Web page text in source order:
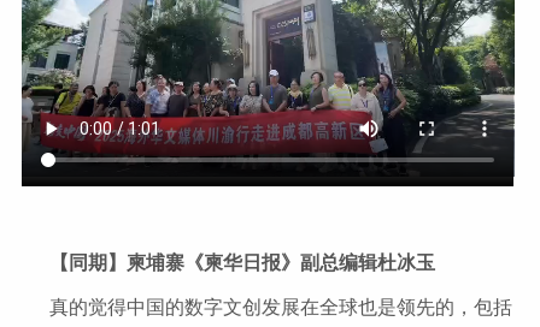
【同期】柬埔寨《柬华日报》副总编辑杜冰玉
真的觉得中国的数字文创发展在全球也是领先的，包括